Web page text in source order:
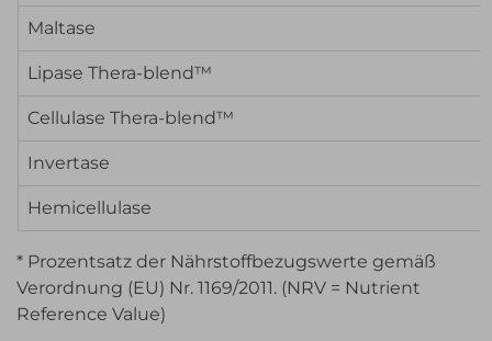
Maltase
Lipase Thera-blend™
Cellulase Thera-blend™
Invertase
Hemicellulase
* Prozentsatz der Nährstoffbezugswerte gemäß
Verordnung (EU) Nr. 1169/2011. (NRV = Nutrient
Reference Value)